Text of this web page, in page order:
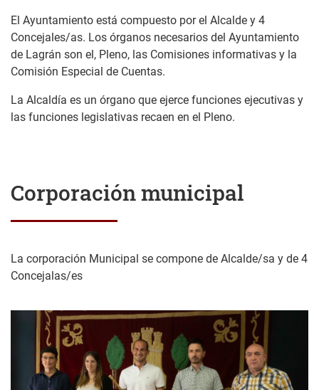
El Ayuntamiento está compuesto por el Alcalde y 4
Concejales/as. Los órganos necesarios del Ayuntamiento
de Lagrán son el, Pleno, las Comisiones informativas y la
Comisión Especial de Cuentas.
La Alcaldía es un órgano que ejerce funciones ejecutivas y
las funciones legislativas recaen en el Pleno.
Corporación municipal
La corporación Municipal se compone de Alcalde/sa y de 4
Concejalas/es